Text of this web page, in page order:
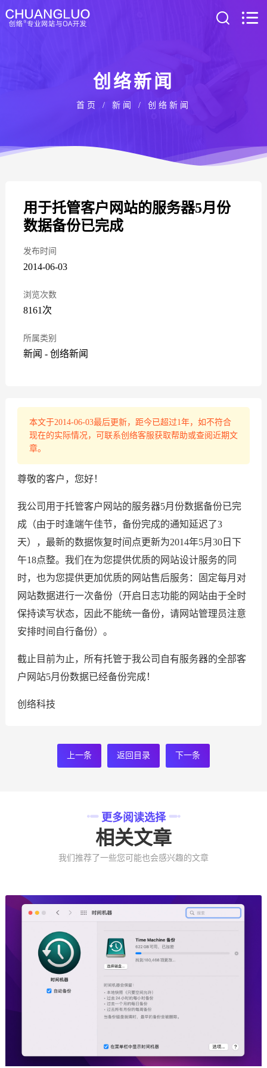
创络新闻
首页 / 新闻 / 创络新闻
用于托管客户网站的服务器5月份
数据备份已完成
发布时间
2014-06-03
浏览次数
8161次
所属类别
新闻 - 创络新闻
本文于2014-06-03最后更新，距今已超过1年，如不符合
现在的实际情况，可联系创络客服获取帮助或查阅近期文
章。
尊敬的客户，您好！
我公司用于托管客户网站的服务器5月份数据备份已完
成（由于时逢端午佳节，备份完成的通知延迟了3
天），最新的数据恢复时间点更新为2014年5月30日下
午18点整。我们在为您提供优质的网站设计服务的同
时，也为您提供更加优质的网站售后服务：固定每月对
网站数据进行一次备份（开启日志功能的网站由于全时
保持读写状态，因此不能统一备份，请网站管理员注意
安排时间自行备份）。
截止目前为止，所有托管于我公司自有服务器的全部客
户网站5月份数据已经备份完成！
创络科技
上一条 返回目录 下一条
更多阅读选择
相关文章
我们推荐了一些您可能也会感兴趣的文章